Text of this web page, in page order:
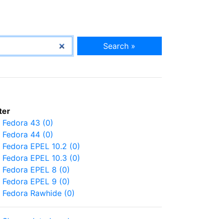
Search »
Fedora 43 (0)
Fedora 44 (0)
Fedora EPEL 10.2 (0)
Fedora EPEL 10.3 (0)
Fedora EPEL 8 (0)
Fedora EPEL 9 (0)
Fedora Rawhide (0)